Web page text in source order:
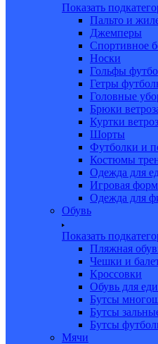
Показать
Пальто и
Джемперы
Спортивное
Носки
Гольфы
Гетры
Головные
Брюки
Куртки
Шорты
Футболки и
Костюмы
Одежда для
Игровая
Одежда для
Обувь
Показать
Пляжная
Чешки и
Кроссовки
Обувь для
Бутсы
Бутсы
Бутсы
Мячи